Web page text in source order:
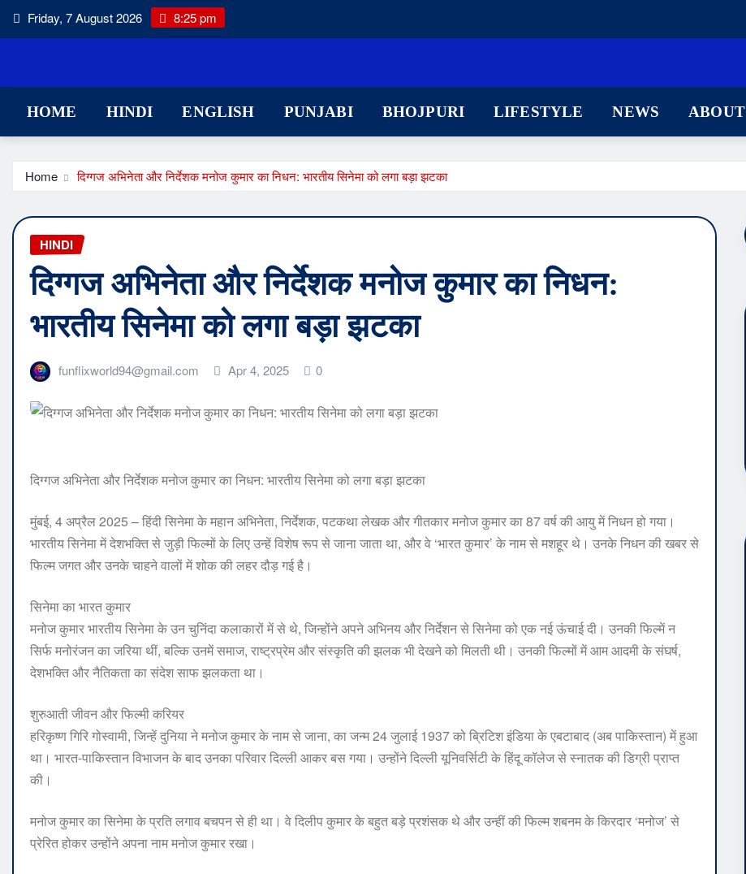
Skip Friday, 7 August 2026 8:25 pm
HOME HINDI ENGLISH PUNJABI BHOJPURI LIFESTYLE NEWS ABOUT
Home दिग्गज अभिनेता और निर्देशक मनोज कुमार का निधन: भारतीय सिनेमा को लगा बड़ा झटका
HINDI
दिग्गज अभिनेता और निर्देशक मनोज कुमार का निधन:
भारतीय सिनेमा को लगा बड़ा झटका
funflixworld94@gmail.com Apr 4, 2025 0
दिग्गज अभिनेता और निर्देशक मनोज कुमार का निधन: भारतीय सिनेमा को लगा बड़ा झटका
मुंबई, 4 अप्रैल 2025 – हिंदी सिनेमा के महान अभिनेता, निर्देशक, पटकथा लेखक और गीतकार मनोज कुमार का 87 वर्ष की आयु में निधन हो गया।
भारतीय सिनेमा में देशभक्ति से जुड़ी फिल्मों के लिए उन्हें विशेष रूप से जाना जाता था, और वे ‘भारत कुमार’ के नाम से मशहूर थे। उनके निधन की खबर से
फिल्म जगत और उनके चाहने वालों में शोक की लहर दौड़ गई है।
सिनेमा का भारत कुमार
मनोज कुमार भारतीय सिनेमा के उन चुनिंदा कलाकारों में से थे, जिन्होंने अपने अभिनय और निर्देशन से सिनेमा को एक नई ऊंचाई दी। उनकी फिल्में न
सिर्फ मनोरंजन का जरिया थीं, बल्कि उनमें समाज, राष्ट्रप्रेम और संस्कृति की झलक भी देखने को मिलती थी। उनकी फिल्मों में आम आदमी के संघर्ष,
देशभक्ति और नैतिकता का संदेश साफ झलकता था।
शुरुआती जीवन और फिल्मी करियर
हरिकृष्ण गिरि गोस्वामी, जिन्हें दुनिया ने मनोज कुमार के नाम से जाना, का जन्म 24 जुलाई 1937 को ब्रिटिश इंडिया के एबटाबाद (अब पाकिस्तान) में हुआ
था। भारत-पाकिस्तान विभाजन के बाद उनका परिवार दिल्ली आकर बस गया। उन्होंने दिल्ली यूनिवर्सिटी के हिंदू कॉलेज से स्नातक की डिग्री प्राप्त
की।
मनोज कुमार का सिनेमा के प्रति लगाव बचपन से ही था। वे दिलीप कुमार के बहुत बड़े प्रशंसक थे और उन्हीं की फिल्म शबनम के किरदार ‘मनोज’ से
प्रेरित होकर उन्होंने अपना नाम मनोज कुमार रखा।